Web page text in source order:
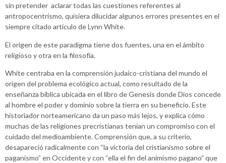
sin pretender aclarar todas las cuestiones referentes al
antropocentrismo, quisiera dilucidar algunos errores presentes en el
siempre citado artículo de Lynn White.
El origen de este paradigma tiene dos fuentes, una en el ámbito
religioso y otra en la filosofía.
White centraba en la comprensión judaico-cristiana del mundo el
origen del problema ecológico actual, como resultado de la
enseñanza bíblica ubicada en el libro de Genesis donde Dios concede
al hombre el poder y dominio sobre la tierra en su beneficio. Este
historiador norteamericano da un paso más lejos, y explica cómo
muchas de las religiones precristianas tenían un compromiso con el
cuidado del medioambiente. Comprensión que, a su criterio,
desapareció radicalmente con “la victoria del cristianismo sobre el
paganismo” en Occidente y con “ella el fin del animismo pagano” que